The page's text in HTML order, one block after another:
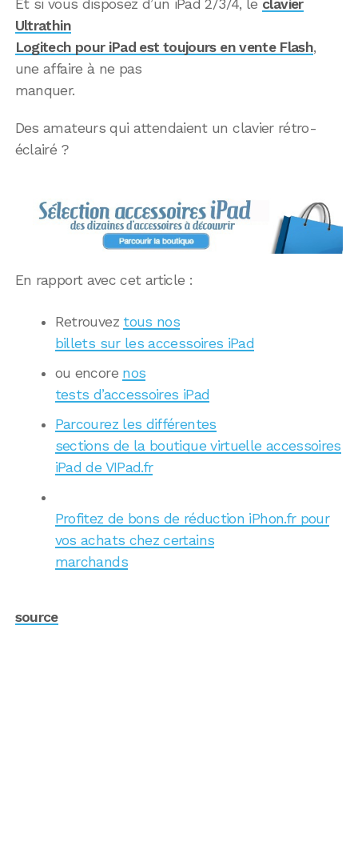
Et si vous disposez d’un iPad 2/3/4, le clavier
Ultrathin
Logitech pour iPad est toujours en vente Flash,
une affaire à ne pas
manquer.
Des amateurs qui attendaient un clavier rétro-
éclairé ?
En rapport avec cet article :
Retrouvez tous nos
billets sur les accessoires iPad
ou encore nos
tests d’accessoires iPad
Parcourez les différentes
sections de la boutique virtuelle accessoires
iPad de VIPad.fr
Profitez de bons de réduction iPhon.fr pour
vos achats chez certains
marchands
source